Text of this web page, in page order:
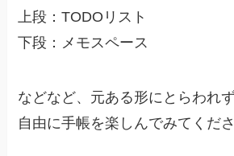
上段：TODOリスト
下段：メモスペース
などなど、元ある形にとらわれず
自由に手帳を楽しんでみてくだ